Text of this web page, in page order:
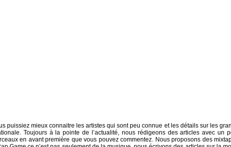
puissiez mieux connaitre les artistes qui sont peu connue et les détails sur les
Toujours à la pointe de l’actualité, nous rédigeons des articles avec un
en avant première que vous pouvez commentez. Nous proposons des